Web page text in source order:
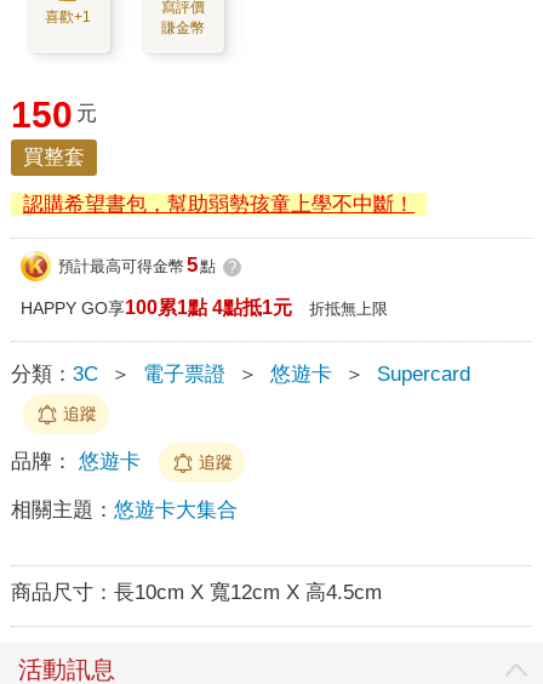
喜歡+1
寫評價
賺金幣
150 元
買整套
認購希望書包，幫助弱勢孩童上學不中斷！
預計最高可得金幣 5點 ?
HAPPY GO享100累1點 4點抵1元 折抵無上限
分類： 3C ＞ 電子票證 ＞ 悠遊卡 ＞ Supercard
追蹤
品牌： 悠遊卡 追蹤
相關主題： 悠遊卡大集合
商品尺寸： 長10cm X 寬12cm X 高4.5cm
活動訊息